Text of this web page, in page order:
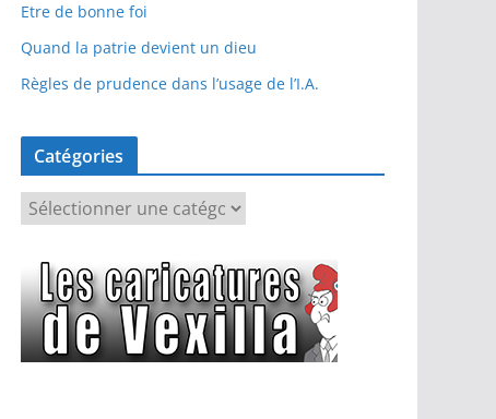
Etre de bonne foi
Quand la patrie devient un dieu
Règles de prudence dans l’usage de l’I.A.
Catégories
é
g
o
r